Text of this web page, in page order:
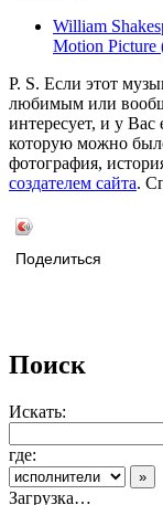
William
Motion Picture
P. S. Если этот
любимым или
интересует, и у
которую можно
фотография,
создателем сайта.
Поделиться
Поиск
Искать:
где:
Загрузка…